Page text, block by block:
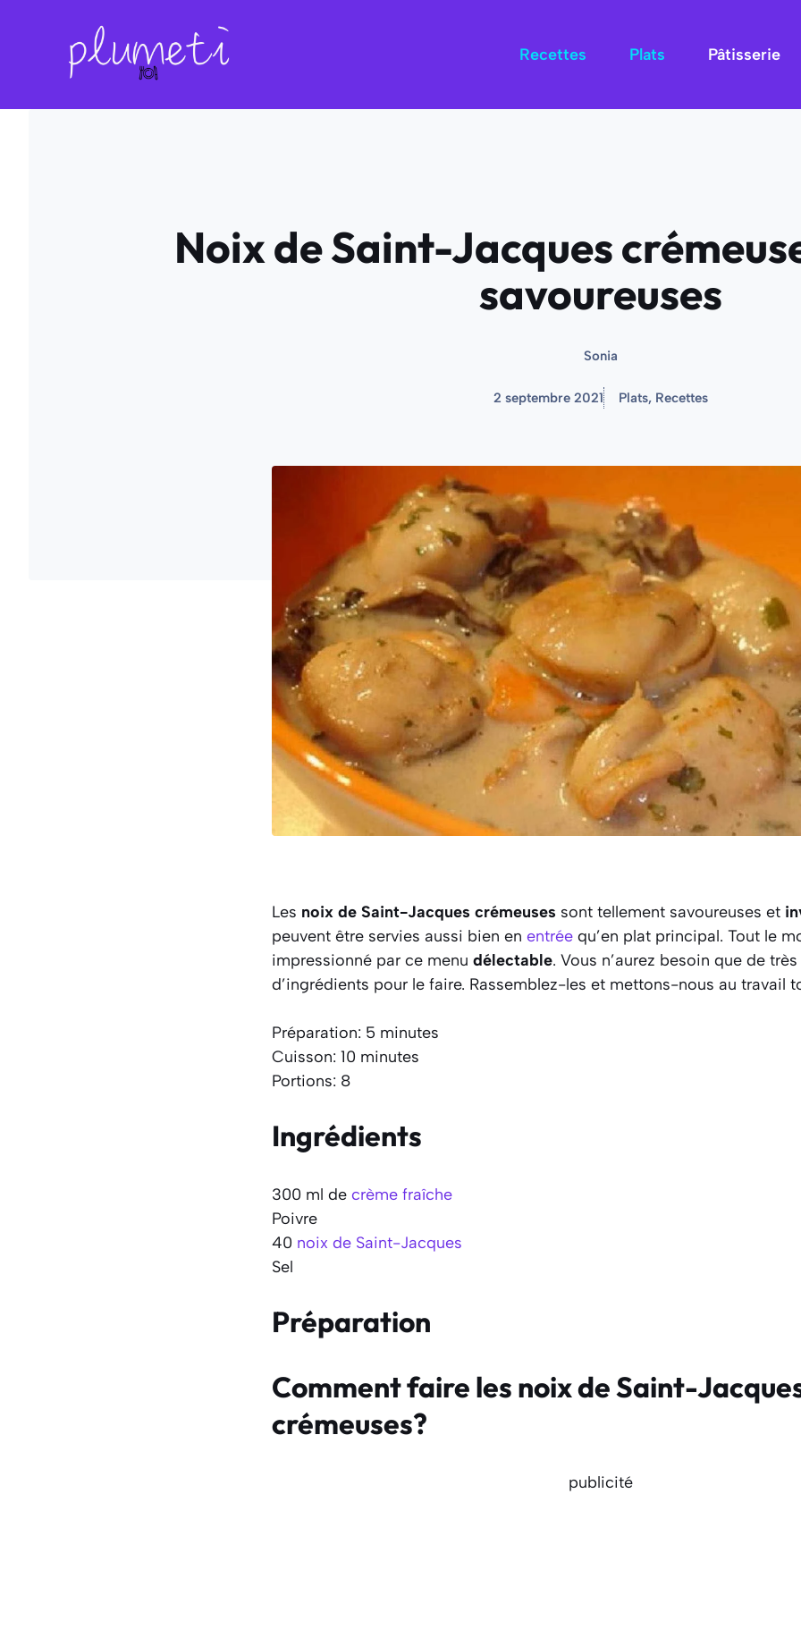
Recettes Plats Pâtisserie
Noix de Saint-Jacques
savoureuses
Sonia
2 septembre 2021 Plats, Recettes
Les noix de Saint-Jacques crémeuses sont tellement savoureuses et
peuvent être servies aussi bien en entrée qu’en plat principal. Tout le
impressionné par ce menu délectable. Vous n’aurez besoin que de
d’ingrédients pour le faire. Rassemblez-les et mettons-nous au travail
Préparation: 5 minutes
Cuisson: 10 minutes
Portions: 8
Ingrédients
300 ml de crème fraîche
Poivre
40 noix de Saint-Jacques
Sel
Préparation
Comment faire les noix de Saint-
crémeuses?
publicité